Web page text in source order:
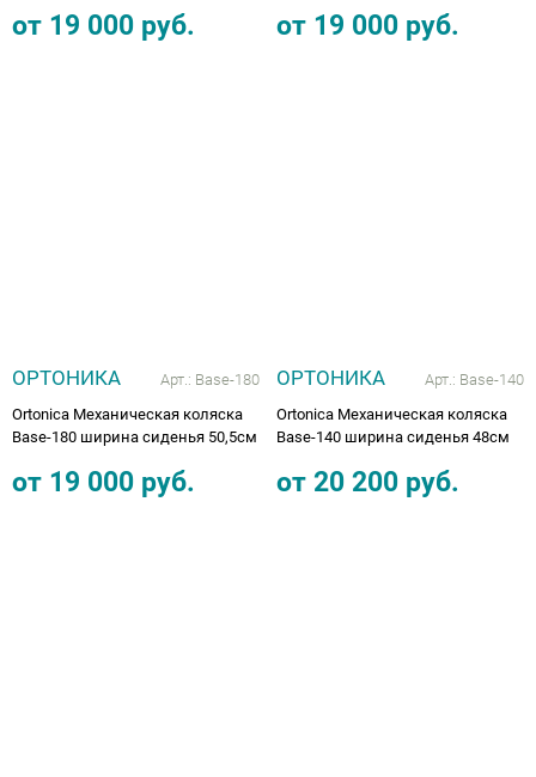
от 19 000 руб. от 19 000 руб.
ОРТОНИКА Арт.: Base-180
Ortonica Механическая коляска
Base-180 ширина сиденья 50,5см
от 19 000 руб.
ОРТОНИКА Арт.: Base-140
Ortonica Механическая коляска
Base-140 ширина сиденья 48см
от 20 200 руб.